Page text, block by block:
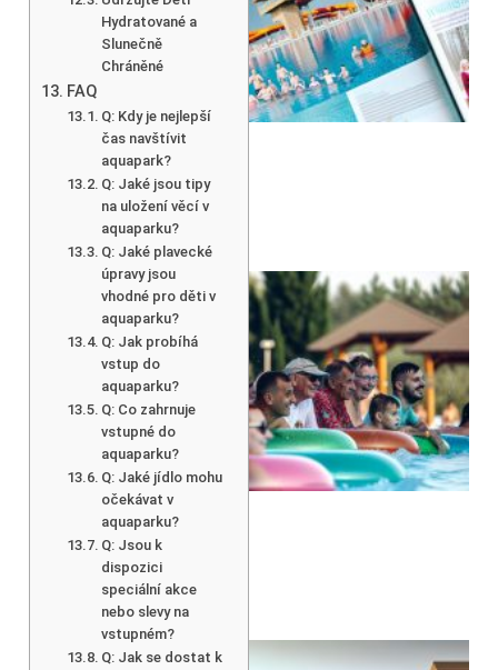
Hydratované a
Slunečně
Chráněné
FAQ
Q: Kdy je nejlepší
čas navštívit
aquapark?
Q: Jaké jsou tipy
na uložení věcí v
aquaparku?
Q: Jaké plavecké
úpravy jsou
vhodné pro děti v
aquaparku?
Q: Jak probíhá
vstup do
aquaparku?
Q: Co zahrnuje
vstupné do
aquaparku?
Q: Jaké jídlo mohu
očekávat v
aquaparku?
Q: Jsou k
dispozici
speciální akce
nebo slevy na
vstupném?
Q: Jak se dostat k